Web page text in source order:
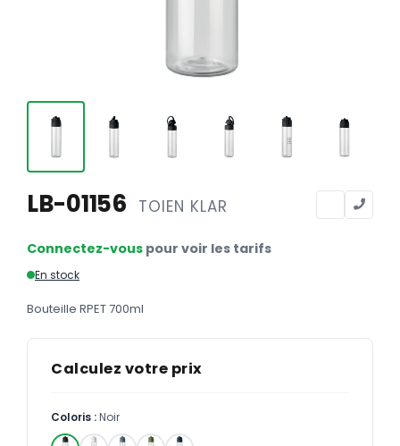
Sous-mains
Bloc-notes
Chemises
Pochettes administratives
Tampons
Liasses
Carnets
GRAND FORMAT
LB-01156 TOIEN KLAR
Connectez-vous pour voir les tarifs
En stock
Bouteille RPET 700ml
Calculez votre prix
Coloris :Noir